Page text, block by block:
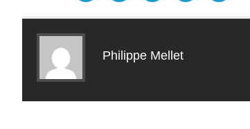
Philippe Mellet